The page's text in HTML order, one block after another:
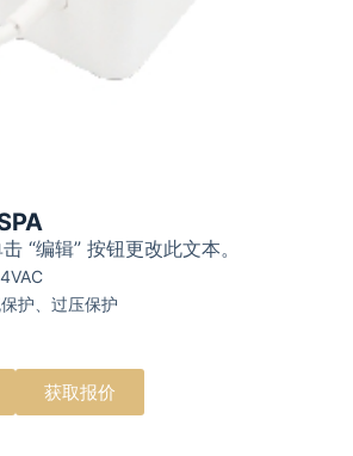
“编辑” 按钮更改此文本。
护、过压保护
获取报价